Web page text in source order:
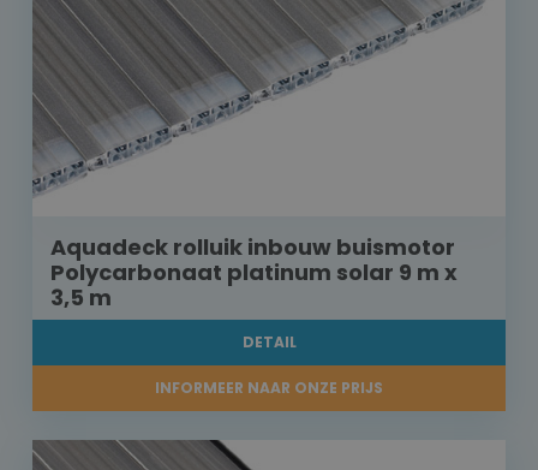
Aquadeck rolluik inbouw buismotor
Polycarbonaat platinum solar 9 m x
3,5 m
DETAIL
INFORMEER NAAR ONZE PRIJS